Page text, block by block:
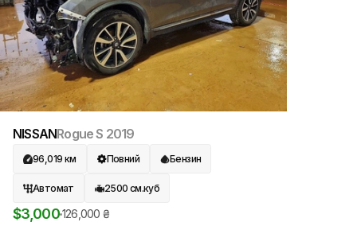
NISSANRogue S 2019
96,019 км Повний Бензин
Автомат 2500 см.куб
$3,000126,000 ₴